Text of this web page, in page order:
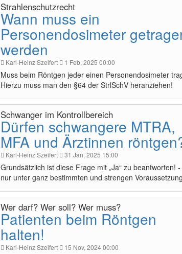
Strahlenschutzrecht
Wann muss ein
Personendosimeter
werden
Karl-Heinz Szeifert 1 Feb, 2025 00:00
Muss beim Röntgen jeder einen Personendosimeter
Hierzu muss man den §64 der StrlSchV heranziehen!
Schwanger im Kontrollbereich
Dürfen schwangere MTRA,
MFA und Ärztinnen
Karl-Heinz Szeifert 31 Jan, 2025 15:00
Grundsätzlich ist diese Frage mit „Ja“ zu beantworten!
nur unter ganz bestimmten und strengen
Wer darf? Wer soll? Wer muss?
Patienten beim Röntgen
halten!
Karl-Heinz Szeifert 15 Nov, 2024 00:00